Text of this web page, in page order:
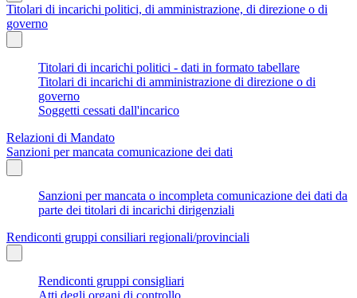
Titolari di incarichi politici, di amministrazione, di direzione o di
governo
Titolari di incarichi politici - dati in formato tabellare
Titolari di incarichi di amministrazione di direzione o di
governo
Soggetti cessati dall'incarico
Relazioni di Mandato
Sanzioni per mancata comunicazione dei dati
Sanzioni per mancata o incompleta comunicazione dei dati da
parte dei titolari di incarichi dirigenziali
Rendiconti gruppi consiliari regionali/provinciali
Rendiconti gruppi consigliari
Atti degli organi di controllo